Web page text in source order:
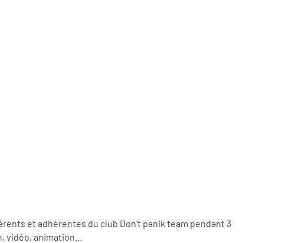
et adhérentes du club Don’t panik team pendant 3
vidéo, animation…